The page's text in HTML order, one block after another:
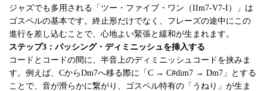
ジャズでも多用される「ツー・ファイブ・ワン（IIm7-V7-I）」は
ゴスペルの基本です。終止形だけでなく、フレーズの途中にこの
進行を差し込むことで、心地よい緊張と緩和が生まれます。
ステップ3：パッシング・ディミニッシュを挿入する
コードとコードの間に、半音上のディミニッシュコードを挟みま
す。例えば、CからDm7へ移る際に「C → C#dim7 → Dm7」とする
ことで、音が滑らかに繋がり、ゴスペル特有の「うねり」が生ま